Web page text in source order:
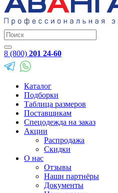
8 (800) 201 24-60
Каталог
Подборки
Таблица размеров
Поставщикам
Спецодежда на заказ
Акции
Распродажа
Скидки
О нас
Отзывы
Наши партнёры
Документы